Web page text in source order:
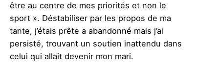
être au centre de mes priorités et non le
sport ». Déstabiliser par les propos de ma
tante, j’étais prête a abandonné mais j’ai
persisté, trouvant un soutien inattendu dans
celui qui allait devenir mon mari.